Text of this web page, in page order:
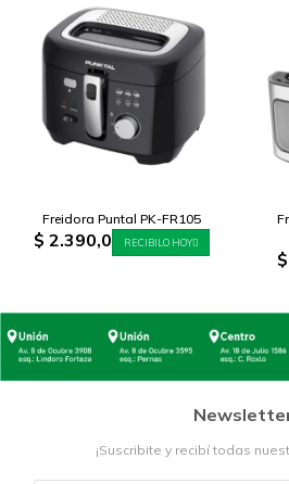
Freidora Puntal PK-FR105
$ 2.390,0 RECIBILO HOY
$
¡Suscribite y recibí todas